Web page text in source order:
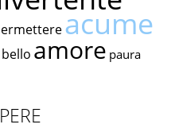
acume
bello amore paura